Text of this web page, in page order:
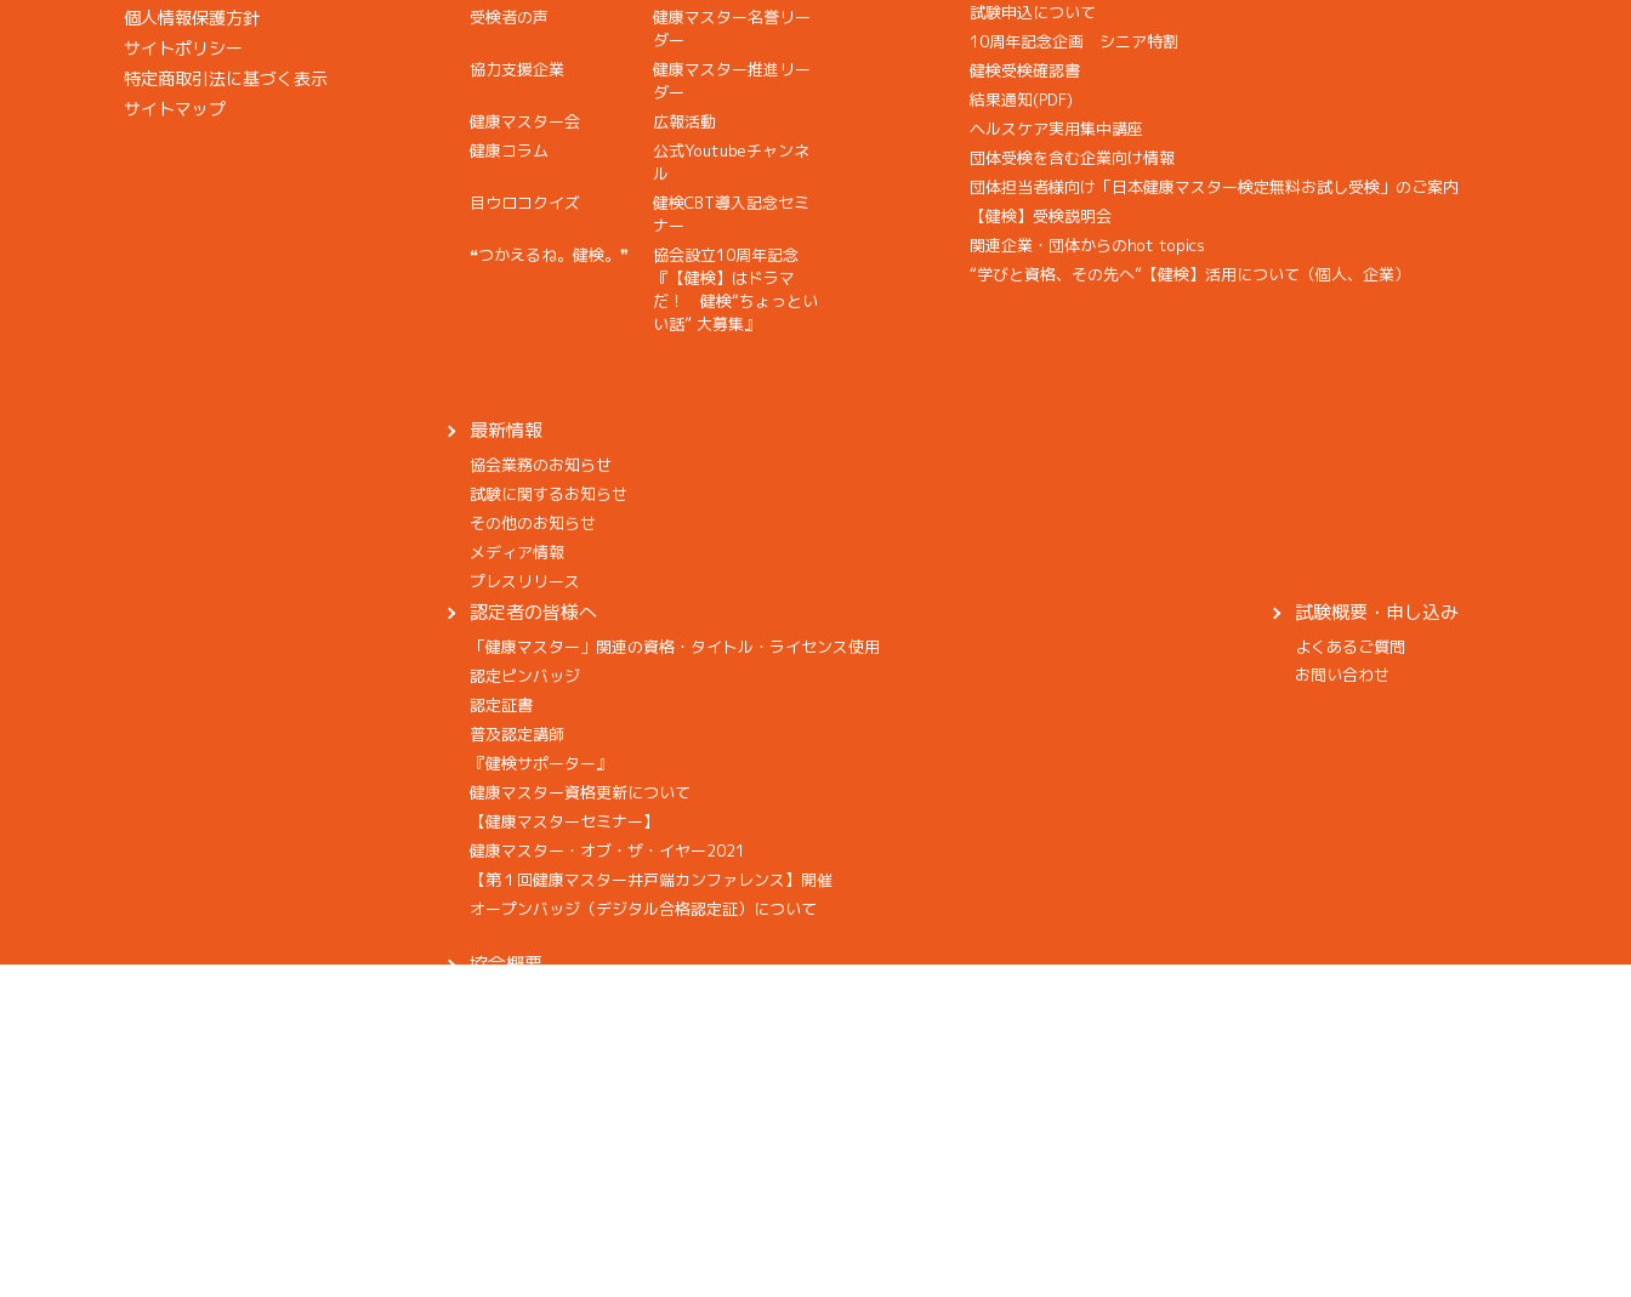
個人情報保護方針
サイトポリシー
特定商取引法に基づく表示
サイトマップ
受検者の声
健康マスター名誉リー
ダー
協力支援企業
健康マスター推進リー
ダー
健康マスター会
広報活動
健康コラム
公式Youtubeチャンネ
ル
目ウロコクイズ
健検CBT導入記念セミ
ナー
❝つかえるね。健検。❞
協会設立10周年記念
『【健検】はドラマ
だ！ 健検“ちょっとい
い話” 大募集』
最新情報
協会業務のお知らせ
試験に関するお知らせ
その他のお知らせ
メディア情報
プレスリリース
試験申込について
10周年記念企画 シニア特割
健検受検確認書
結果通知(PDF)
ヘルスケア実用集中講座
団体受検を含む企業向け情報
団体担当者様向け「日本健康マスター検定無料お試し受検」のご案内
【健検】受検説明会
関連企業・団体からのhot topics
“学びと資格、その先へ”【健検】活用について（個人、企業）
認定者の皆様へ
「健康マスター」関連の資格・タイトル・ライセンス使用
認定ピンバッジ
認定証書
普及認定講師
『健検サポーター』
健康マスター資格更新について
【健康マスターセミナー】
健康マスター・オブ・ザ・イヤー2021
【第１回健康マスター井戸端カンファレンス】開催
オープンバッジ（デジタル合格認定証）について
協会概要
試験概要・申し込み
よくあるご質問
お問い合わせ